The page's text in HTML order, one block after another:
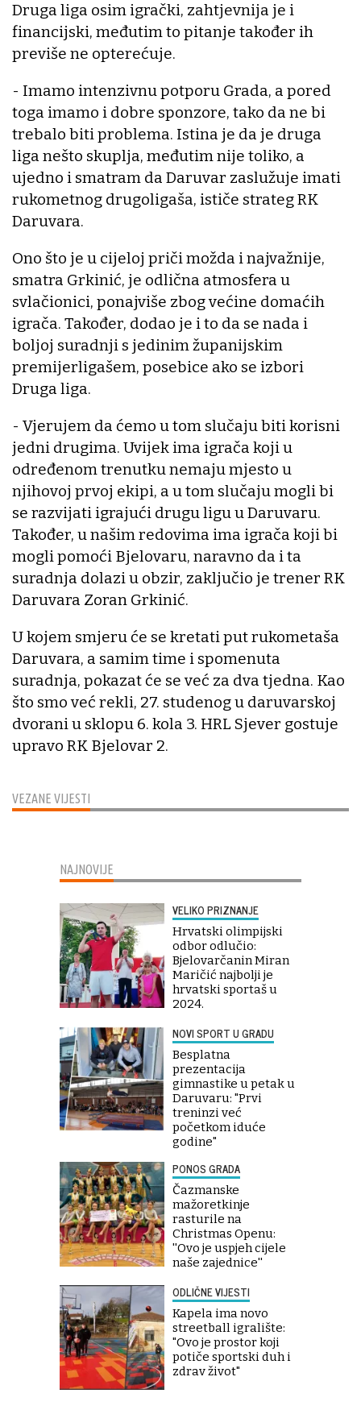
VEZANE VIJESTI
Druga liga osim igrački, zahtjevnija je i
financijski, međutim to pitanje također ih
previše ne opterećuje.
- Imamo intenzivnu potporu Grada, a pored
toga imamo i dobre sponzore, tako da ne bi
trebalo biti problema. Istina je da je druga
liga nešto skuplja, međutim nije toliko, a
ujedno i smatram da Daruvar zaslužuje imati
rukometnog drugoligaša, ističe strateg RK
Daruvara.
Ono što je u cijeloj priči možda i najvažnije,
smatra Grkinić, je odlična atmosfera u
svlačionici, ponajviše zbog većine domaćih
igrača. Također, dodao je i to da se nada i
boljoj suradnji s jedinim županijskim
premijerligašem, posebice ako se izbori
Druga liga.
- Vjerujem da ćemo u tom slučaju biti korisni
jedni drugima. Uvijek ima igrača koji u
određenom trenutku nemaju mjesto u
njihovoj prvoj ekipi, a u tom slučaju mogli bi
se razvijati igrajući drugu ligu u Daruvaru.
Također, u našim redovima ima igrača koji bi
mogli pomoći Bjelovaru, naravno da i ta
suradnja dolazi u obzir, zaključio je trener RK
Daruvara Zoran Grkinić.
U kojem smjeru će se kretati put rukometaša
Daruvara, a samim time i spomenuta
suradnja, pokazat će se već za dva tjedna. Kao
što smo već rekli, 27. studenog u daruvarskoj
dvorani u sklopu 6. kola 3. HRL Sjever gostuje
upravo RK Bjelovar 2.
NAJNOVIJE
VELIKO PRIZNANJE
Hrvatski olimpijski
odbor odlučio:
Bjelovarčanin Miran
Maričić najbolji je
hrvatski sportaš u
2024.
NOVI SPORT U GRADU
Besplatna
prezentacija
gimnastike u petak u
Daruvaru: "Prvi
treninzi već
početkom iduće
godine"
PONOS GRADA
Čazmanske
mažoretkinje
rasturile na
Christmas Openu:
''Ovo je uspjeh cijele
naše zajednice''
ODLIČNE VIJESTI
Kapela ima novo
streetball igralište:
"Ovo je prostor koji
potiče sportski duh i
zdrav život"